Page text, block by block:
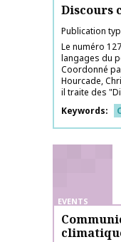
Discours
Publication
Le numéro
langages du
Coordonné
Hourcade,
il traite des
Keywords
EVENTS